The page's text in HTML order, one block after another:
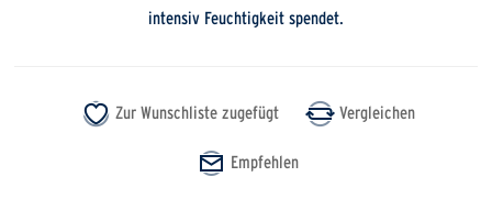
intensiv Feuchtigkeit spendet.